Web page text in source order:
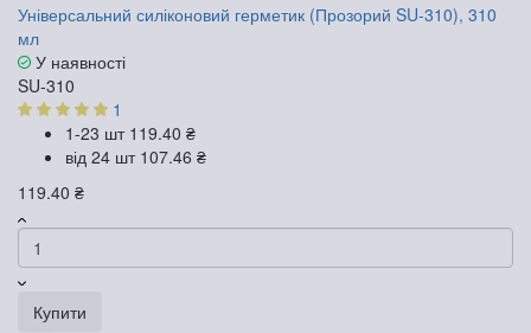
Універсальний силіконовий герметик (Прозорий SU-310), 310
мл
У наявності
SU-310
1
1-23 шт 119.40 ₴
від 24 шт 107.46 ₴
119.40 ₴
Купити